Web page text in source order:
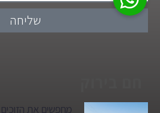
שליחה
מחפשים את